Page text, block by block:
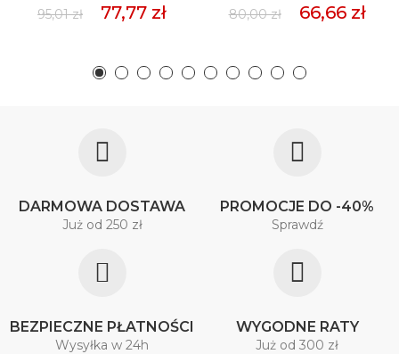
95,01 zł
77,77 zł
80,00 zł
66,66 zł
DARMOWA DOSTAWA
Już od 250 zł
PROMOCJE DO -40%
Sprawdź
BEZPIECZNE PŁATNOŚCI
Wysyłka w 24h
WYGODNE RATY
Już od 300 zł